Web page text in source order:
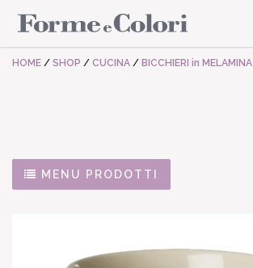
HOME / SHOP / CUCINA / BICCHIERI in MELAMINA
MENU PRODOTTI